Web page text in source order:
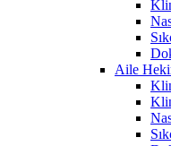
Aile